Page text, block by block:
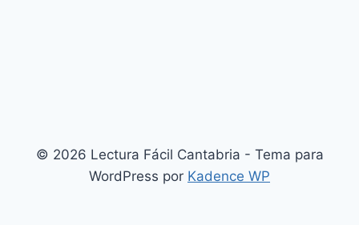
© 2026 Lectura Fácil Cantabria - Tema para
WordPress por Kadence WP